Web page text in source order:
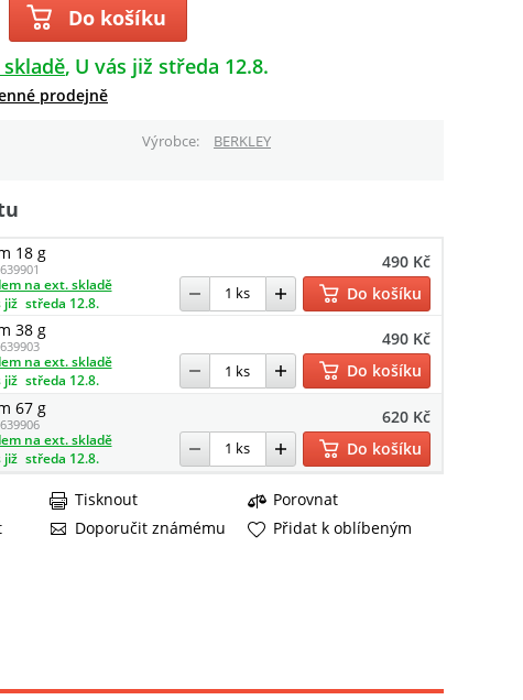
Do košíku
U vás již středa 12.8.
prodejně
Výrobce
BERKLEY
18 g 490 Kč
na ext. skladě
již středa 12.8.
Do košíku
38 g
490 Kč
na ext. skladě
již středa 12.8.
Do košíku
67 g
620 Kč
na ext. skladě
již středa 12.8. Do košíku
Porovnat
Doporučit známému
Tisknout
Přidat k oblíbeným